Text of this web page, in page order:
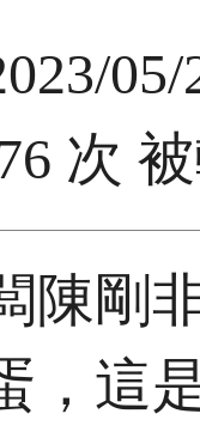
05/
次
陳剛
，這